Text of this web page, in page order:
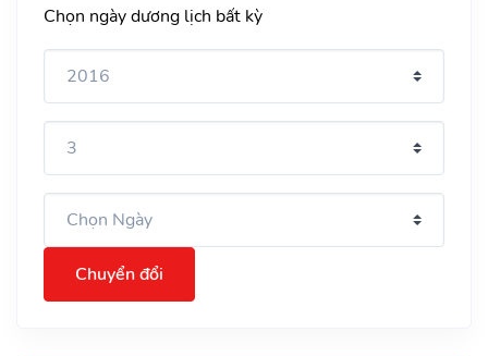
Chọn ngày dương lịch bất kỳ
Chuyển đổi